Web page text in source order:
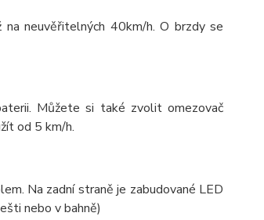
neuvěřitelných 40km/h. O brzdy se
Můžete si také zvolit omezovač
od 5 km/h.
Na zadní straně je zabudované LED
nebo v bahně)